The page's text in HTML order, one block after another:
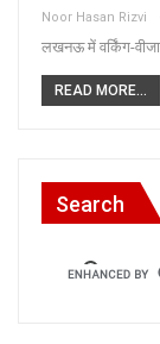
Noor Hasan Rizvi
लखनऊ में वर्किंग-
READ MORE...
Search